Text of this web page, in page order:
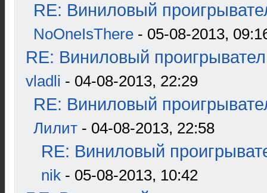
RE: Виниловый
NoOneIsThere - 05-08-2013,
RE: Виниловый
vladli - 04-08-2013, 22:29
RE: Виниловый
Лилит - 04-08-2013, 22:58
RE: Виниловый
nik - 05-08-2013, 10:42